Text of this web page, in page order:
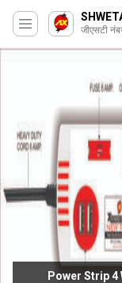
जीएसटी
750 WATTS STEP